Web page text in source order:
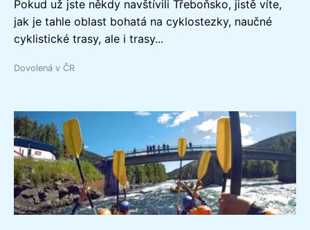
Pokud už jste někdy navštívili Třeboňsko, jistě víte,
jak je tahle oblast bohatá na cyklostezky, naučné
cyklistické trasy, ale i trasy...
Dovolená v ČR